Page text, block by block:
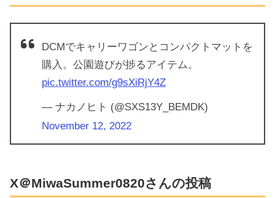
DCMでキャリーワゴンとコンパクトマットを
購入。公園遊びが捗るアイテム。
pic.twitter.com/g9sXiRjY4Z
— ナカノヒト (@SXS13Y_BEMDK)
November 12, 2022
X＠MiwaSummer0820さんの投稿